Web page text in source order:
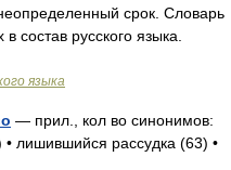
срок. Словарь
состав русского языка.
языка
— прил., кол во синонимов:
лишившийся рассудка (63) •